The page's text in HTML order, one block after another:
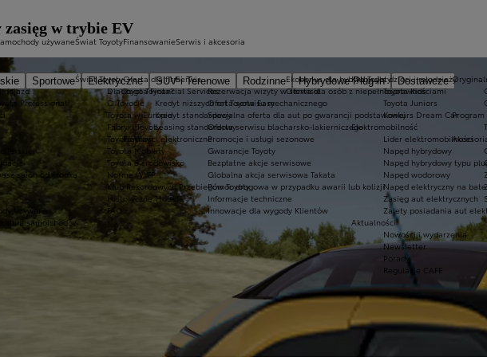
Sportowe Elektryczne SUV i Terenowe Rodzinne Hybrydowe Plug-in
Dostawcze
Professional
Ekobonus dla hybryd Toyoty
Oferta dla osób z niepełnosprawnościami
dojazd
dilerskiej
salon od środka
Używane
samoichodów
używaneŚwiat Toyoty
Świat Toyoty
Dlaczego Toyota?
O Toyocie
Toyota w Europie
Fabryki Toyoty
Toyota Way
Toyota Mobility
Toyota a środowisko
Norma WLTP
Klub Rekordowych Przebiegów Toyoty
Historyczne Modele
FAQ
Kluby dla dzieci i młodzieży
Toyota Kids
Toyota Juniors
Konkurs Dream Car
Elektromobilność
Lider elektromobilności
Napęd hybrydowy
Napęd hybrydowy typu
Napęd wodorowy
Napęd elektryczny na
Zasięg aut elektrycznych
Zalety posiadania aut
Aktualności
Nowości i wydarzenia
Newsletter
Porady
Regulacje CAFE
Finansowanie
Oferta dla firm
Toyota Financial Services
Kredyt niższych rat Toyota Easy
Kredyt standardowy
Leasing standardowy
Płatności elektroniczne
Serwis i akcesoria
Serwis
Rezerwacja wizyty w serwisie
Oferta serwisu mechanicznego
Specjalna oferta dla aut po gwarancji podstawowej
Oferta serwisu blacharsko-lakierniczego
Promocje i usługi sezonowe
Gwarancje Toyoty
Bezpłatne akcje serwisowe
Globalna akcja serwisowa Takata
Pomoc drogowa w przypadku awarii lub kolizji
Informacje techniczne
Innowacje dla wygody Klientów
Program
zasięg w trybie EV